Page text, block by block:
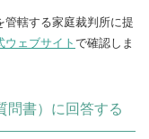
轄する家庭裁判所に提
ウェブサイト で確認しま
問書）に回答する